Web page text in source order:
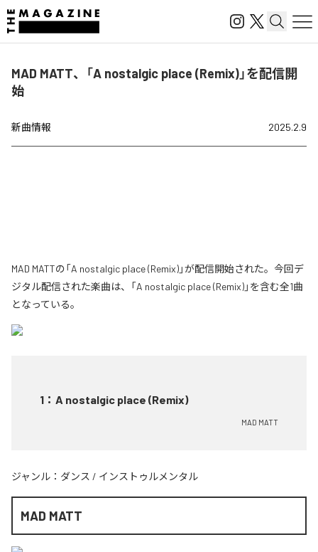
MAD MATT、「A nostalgic place (Remix)」を配信開
始
新曲情報 2025.2.9
MAD MATTの「A nostalgic place (Remix)」が配信開始された。今回デ
ジタル配信された楽曲は、「A nostalgic place (Remix)」を含む全1曲
となっている。
1 ： A nostalgic place (Remix)
MAD MATT
ジャンル： ダンス / インストゥルメンタル
MAD MATT